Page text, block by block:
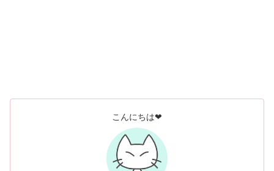
こんにちは❤